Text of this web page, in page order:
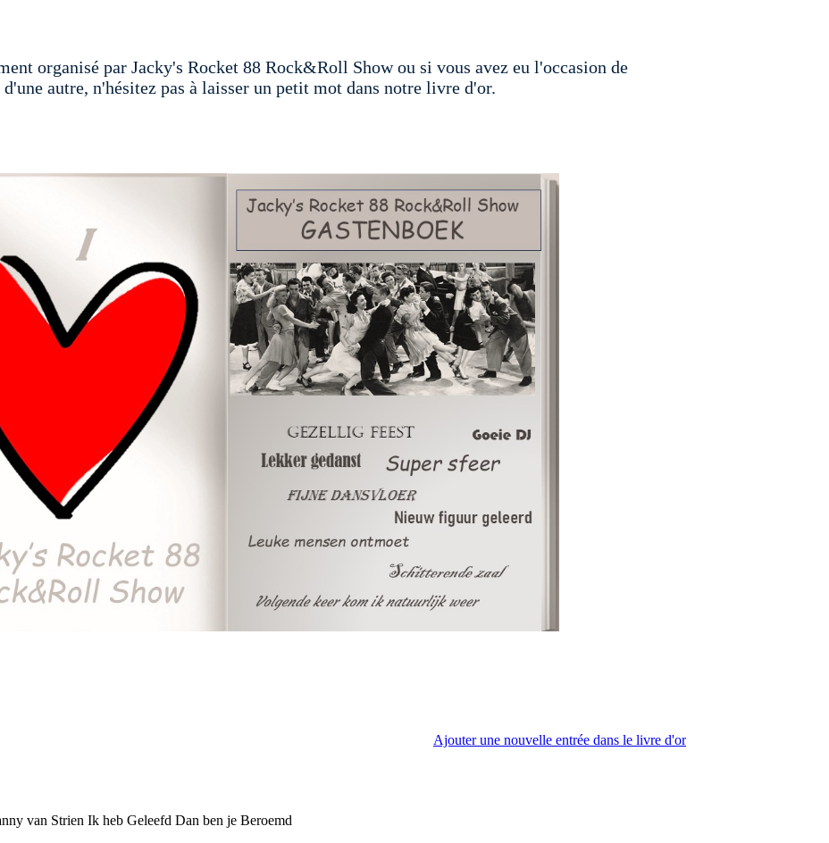
organisé par Jacky's Rocket 88 Rock&Roll Show ou si vous avez eu l'occasion de
autre, n'hésitez pas à laisser un petit mot dans notre livre d'or.
Ajouter une nouvelle entrée dans le livre d'or
van Strien Ik heb Geleefd Dan ben je Beroemd